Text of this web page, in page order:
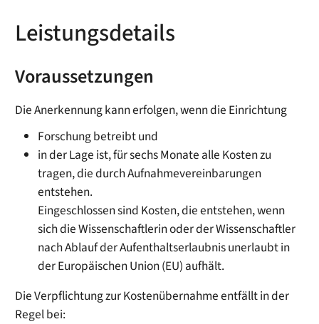
Leistungsdetails
Voraussetzungen
Die Anerkennung kann erfolgen, wenn die Einrichtung
Forschung betreibt und
in der Lage ist, für sechs Monate alle Kosten zu
tragen, die durch Aufnahmevereinbarungen
entstehen.
Eingeschlossen sind Kosten, die entstehen, wenn
sich die Wissenschaftlerin oder der Wissenschaftler
nach Ablauf der Aufenthaltserlaubnis unerlaubt in
der Europäischen Union (EU) aufhält.
Die Verpflichtung zur Kostenübernahme entfällt in der
Regel bei: